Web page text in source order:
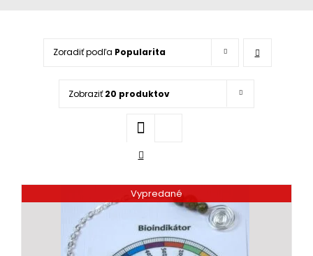
Zoradiť podľa Popularita
Zobraziť20 produktov
Vypredané